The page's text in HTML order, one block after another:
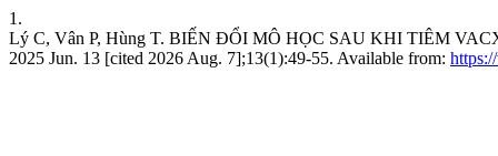
1.
Lý C, Vân P, Hùng T. BIẾN ĐỔI MÔ HỌC SAU KHI TIÊM
2025 Jun. 13 [cited 2026 Aug. 7];13(1):49-55. Available from: